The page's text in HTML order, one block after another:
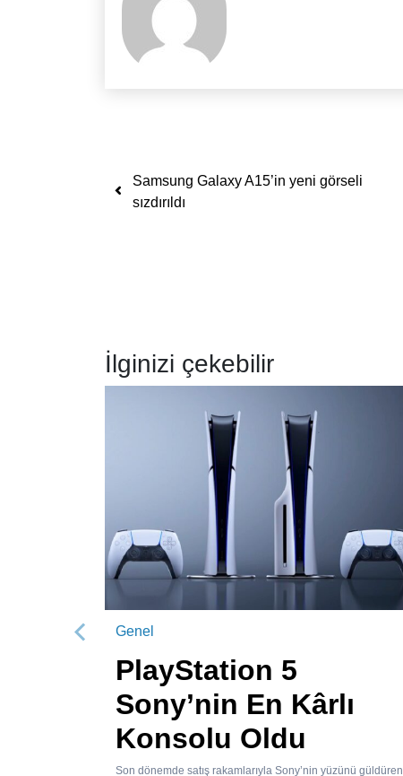
Yazı dolaşımı
Samsung Galaxy A15’in yeni görseli
sızdırıldı
İlginizi çekebilir
Genel
PlayStation 5
Sony’nin En Kârlı
Konsolu Oldu
Son dönemde satış rakamlarıyla Sony’nin yüzünü güldüren
Önceki